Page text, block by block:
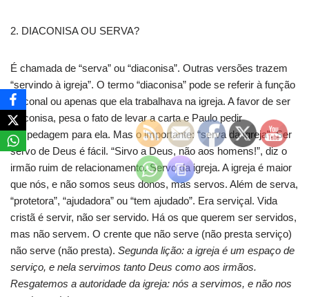
2. DIACONISA OU SERVA?
É chamada de “serva” ou “diaconisa”. Outras versões trazem
“servindo à igreja”. O termo “diaconisa” pode se referir à função
diaconal ou apenas que ela trabalhava na igreja. A favor de ser
diaconisa, pesa o fato de levar a carta e Paulo pedir
hospedagem para ela. Mas o importante: “serva da igreja”. Ser
servo de Deus é fácil. “Sirvo a Deus, não aos homens!”, diz o
irmão ruim de relacionamento. Servo da igreja. A igreja é maior
que nós, e não somos seus donos, mas servos. Além de serva,
“protetora”, “ajudadora” ou “tem ajudado”. Era serviçal. Vida
cristã é servir, não ser servido. Há os que querem ser servidos,
mas não servem. O crente que não serve (não presta serviço)
não serve (não presta). Segunda lição: a igreja é um espaço de
serviço, e nela servimos tanto Deus como aos irmãos.
Resgatemos a autoridade da igreja: nós a servimos, e não nos